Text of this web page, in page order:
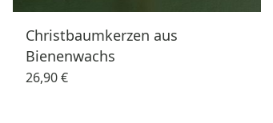
Christbaumkerzen aus
Bienenwachs
26,90 €